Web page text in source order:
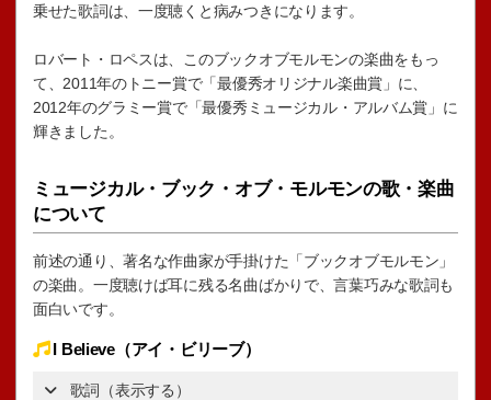
乗せた歌詞は、一度聴くと病みつきになります。
ロバート・ロペスは、このブックオブモルモンの楽曲をもっ
て、2011年のトニー賞で「最優秀オリジナル楽曲賞」に、
2012年のグラミー賞で「最優秀ミュージカル・アルバム賞」に
輝きました。
ミュージカル・ブック・オブ・モルモンの歌・楽曲
について
前述の通り、著名な作曲家が手掛けた「ブックオブモルモン」
の楽曲。一度聴けば耳に残る名曲ばかりで、言葉巧みな歌詞も
面白いです。
I Believe（アイ・ビリーブ）
歌詞（表示する）